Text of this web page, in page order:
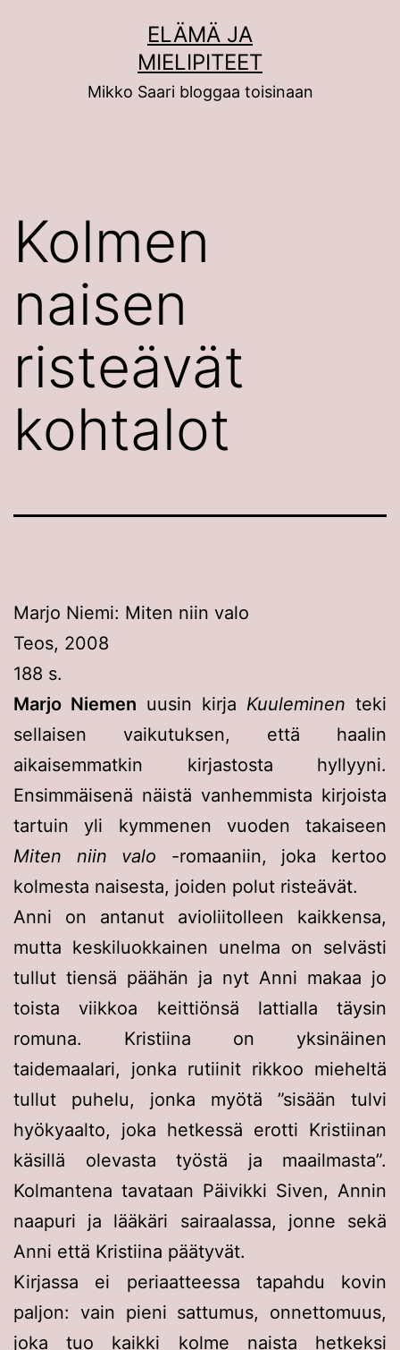
ELÄMÄ JA
MIELIPITEET
Mikko Saari bloggaa toisinaan
Kolmen
naisen
risteävät
kohtalot
Marjo Niemi: Miten niin valo
Teos, 2008
188 s.
Marjo Niemen uusin kirja Kuuleminen teki
sellaisen vaikutuksen, että haalin
aikaisemmatkin kirjastosta hyllyyni.
Ensimmäisenä näistä vanhemmista kirjoista
tartuin yli kymmenen vuoden takaiseen
Miten niin valo -romaaniin, joka kertoo
kolmesta naisesta, joiden polut risteävät.
Anni on antanut avioliitolleen kaikkensa,
mutta keskiluokkainen unelma on selvästi
tullut tiensä päähän ja nyt Anni makaa jo
toista viikkoa keittiönsä lattialla täysin
romuna. Kristiina on yksinäinen
taidemaalari, jonka rutiinit rikkoo mieheltä
tullut puhelu, jonka myötä ”sisään tulvi
hyökyaalto, joka hetkessä erotti Kristiinan
käsillä olevasta työstä ja maailmasta”.
Kolmantena tavataan Päivikki Siven, Annin
naapuri ja lääkäri sairaalassa, jonne sekä
Anni että Kristiina päätyvät.
Kirjassa ei periaatteessa tapahdu kovin
paljon: vain pieni sattumus, onnettomuus,
joka tuo kaikki kolme naista hetkeksi